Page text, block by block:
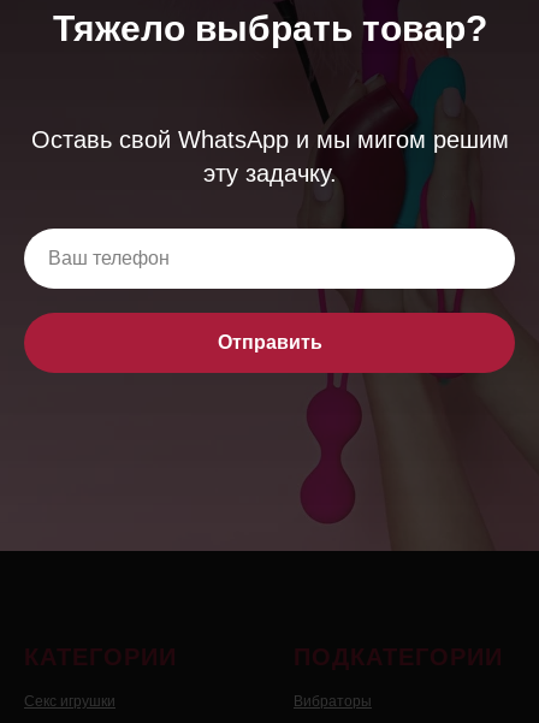
Тяжело выбрать товар?
Оставь свой WhatsApp и мы мигом решим
эту задачку.
Отправить
КАТЕГОРИИ
Секс игрушки
ПОДКАТЕГОРИИ
Вибраторы